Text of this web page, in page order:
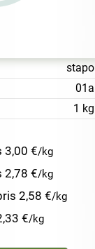
stapo
01a
1 kg
3,00 €/kg
2,78 €/kg
2,58 €/kg
€/kg